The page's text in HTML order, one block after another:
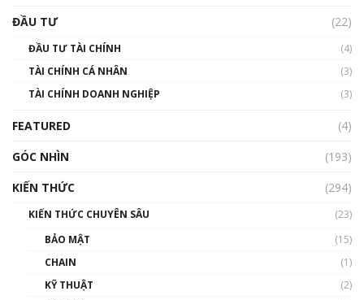
00:02:14
Nhìn lại năm 2022: Những sự kiện ảnh hưởng
đến hệ sinh thái tiền mã hoá | Phổ cập
ĐẦU TƯ
(22)
ĐẦU TƯ TÀI CHÍNH
(4)
TÀI CHÍNH CÁ NHÂN
(3)
TÀI CHÍNH DOANH NGHIỆP
(3)
FEATURED
(4)
GÓC NHÌN
(193)
KIẾN THỨC
(294)
KIẾN THỨC CHUYÊN SÂU
(23)
BẢO MẬT
(15)
CHAIN
(1)
KỸ THUẬT
(2)